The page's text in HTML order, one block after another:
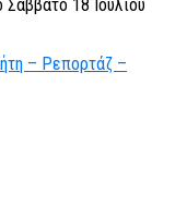
18 Ιουλίου